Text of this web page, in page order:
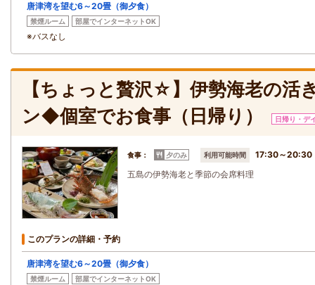
唐津湾を望む6～20畳（御夕食）
禁煙ルーム 部屋でインターネットOK
※バスなし
【ちょっと贅沢☆】伊勢海老の活
ン◆個室でお食事（日帰り）
日帰り・デ
食事： 夕のみ 利用可能時間
17:30～20:30
五島の伊勢海老と季節の会席料理
このプランの詳細・予約
唐津湾を望む6～20畳（御夕食）
禁煙ルーム 部屋でインターネットOK